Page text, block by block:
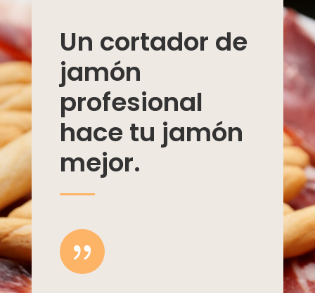
Un cortador de
jamón
profesional
hace tu jamón
mejor.
{